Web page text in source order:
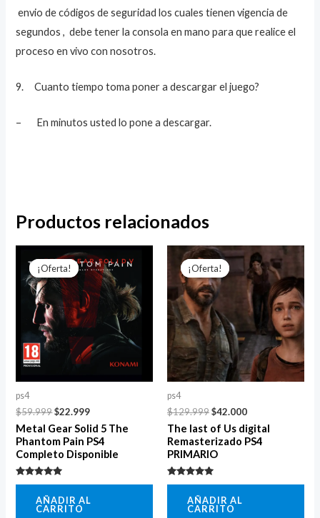
envio de códigos de seguridad los cuales tienen vigencia de
segundos , debe tener la consola en mano para que realice el
proceso en vivo con nosotros.
9. Cuanto tiempo toma poner a descargar el juego?
– En minutos usted lo pone a descargar.
Productos relacionados
¡Oferta!
¡Oferta!
ps4
$59.999
precio
original
era:
$59.999.
$22.999
precio
actual
es:
$22.999.
Metal Gear Solid 5 The
Phantom Pain PS4
Completo Disponible
Valorado
AÑADIR AL
CARRITO
¡Oferta!
¡Oferta!
ps4
$129.999
El
precio
original
era:
$129.999.
$42.000
precio
actual
es:
$42.000.
The last of Us digital
Remasterizado PS4
PRIMARIO
Valorado
AÑADIR AL
CARRITO